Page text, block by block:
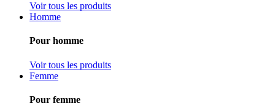
Voir tous les produits
Homme
Pour homme
Voir tous les produits
Femme
Pour femme